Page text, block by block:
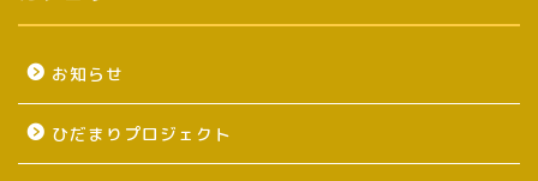
お知らせ
ひだまりプロジェクト